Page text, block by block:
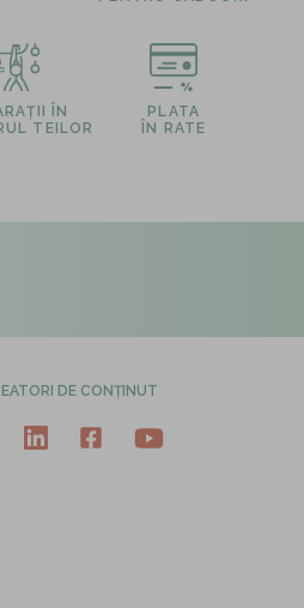
ÎN
TEILOR
PLATA
ÎN RATE
DE CONȚINUT